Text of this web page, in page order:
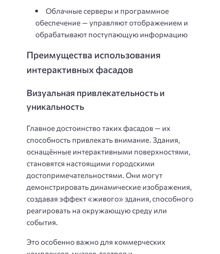
Облачные серверы и программное
обеспечение — управляют отображением и
обрабатывают поступающую информацию
Преимущества использования
интерактивных фасадов
Визуальная привлекательность и
уникальность
Главное достоинство таких фасадов — их
способность привлекать внимание. Здания,
оснащённые интерактивными поверхностями,
становятся настоящими городскими
достопримечательностями. Они могут
демонстрировать динамические изображения,
создавая эффект «живого» здания, способного
реагировать на окружающую среду или
события.
Это особенно важно для коммерческих